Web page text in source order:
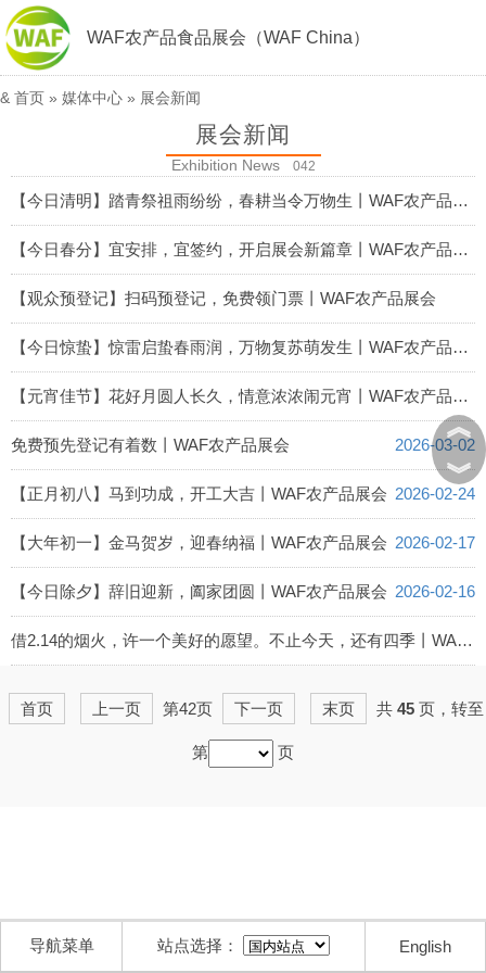
WAF农产品食品展会（WAF China）
& 首页 » 媒体中心 » 展会新闻
展会新闻
Exhibition News 042
【今日清明】踏青祭祖雨纷纷，春耕当令万物生丨WAF农产品展会
2026-04-05
【今日春分】宜安排，宜签约，开启展会新篇章丨WAF农产品展会
2026-03-20
【观众预登记】扫码预登记，免费领门票丨WAF农产品展会
2026-03-10
【今日惊蛰】惊雷启蛰春雨润，万物复苏萌发生丨WAF农产品展会
2026-03-05
【元宵佳节】花好月圆人长久，情意浓浓闹元宵丨WAF农产品展会
2026-03-03
免费预先登记有着数丨WAF农产品展会 2026-03-02
【正月初八】马到功成，开工大吉丨WAF农产品展会 2026-02-24
【大年初一】金马贺岁，迎春纳福丨WAF农产品展会 2026-02-17
【今日除夕】辞旧迎新，阖家团圆丨WAF农产品展会 2026-02-16
借2.14的烟火，许一个美好的愿望。不止今天，还有四季丨WAF农产品展会
首页
上一页 第42页 下一页 末页 共 45页，转至
第 页
︽
︾
导航菜单 站点选择： English